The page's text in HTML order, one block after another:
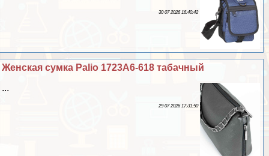
30 07 2026 16:40:42
Женская сумка Palio 1723A6-618 табачный
...
29 07 2026 17:31:50